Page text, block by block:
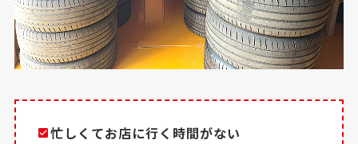
忙しくてお店に行く時間がない